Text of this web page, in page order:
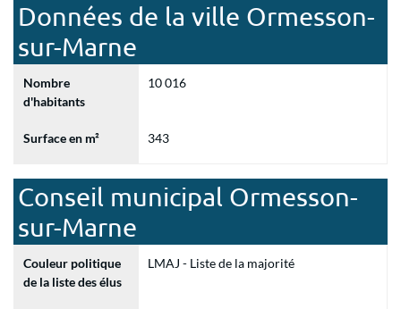
Données de la ville Ormesson-
sur-Marne
Nombre
d'habitants
10 016
Surface en m² 343
Conseil municipal Ormesson-
sur-Marne
Couleur politique
de la liste des élus
LMAJ - Liste de la majorité